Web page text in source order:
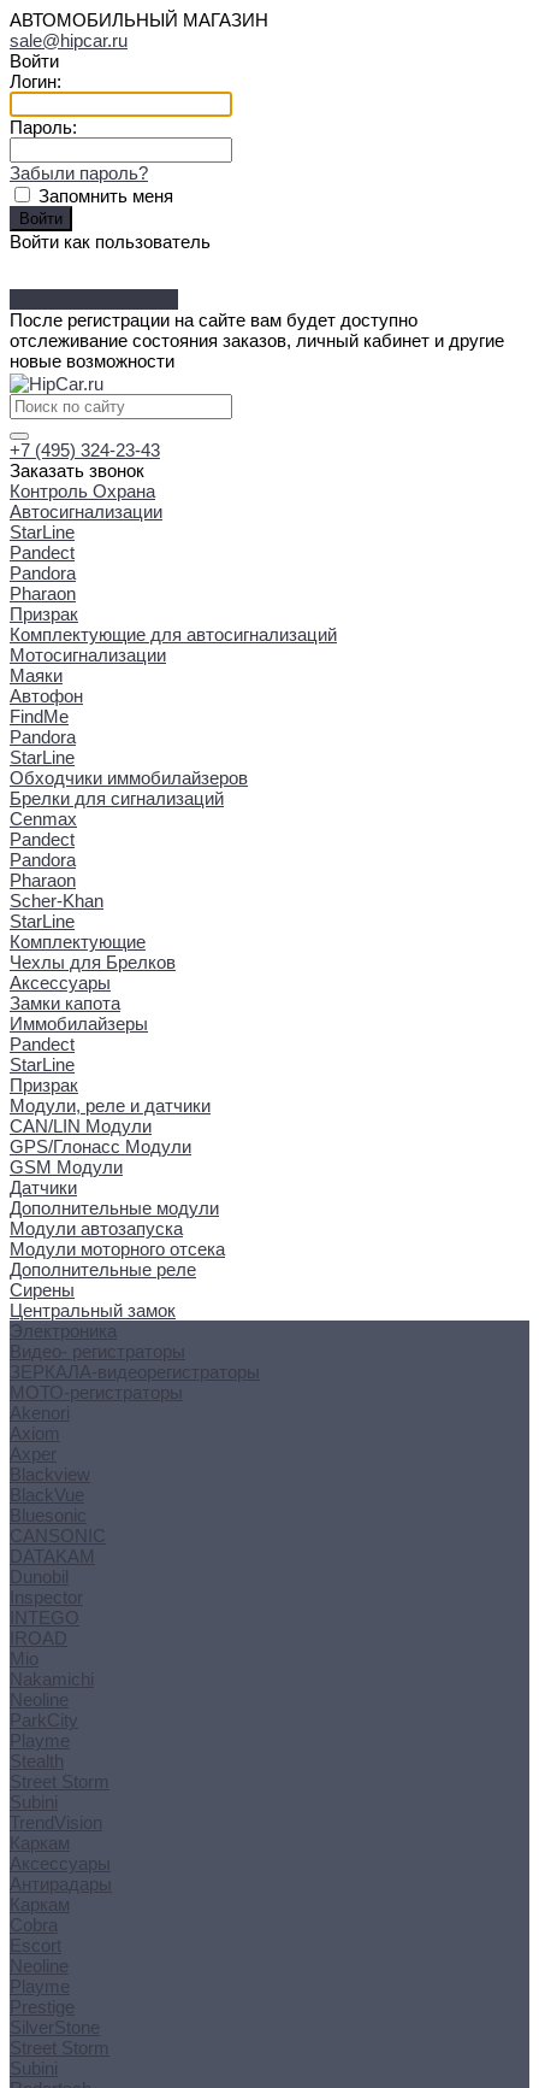
АВТОМОБИЛЬНЫЙ МАГАЗИН
sale@hipcar.ru
Войти
Логин:
Пароль:
Забыли пароль?
Запомнить меня
Войти как пользователь
После регистрации на сайте вам будет доступно
отслеживание состояния заказов, личный кабинет и другие
новые возможности
+7 (495) 324-23-43
Заказать звонок
Контроль Охрана
Автосигнализации
StarLine
Pandect
Pandora
Pharaon
Призрак
Комплектующие для автосигнализаций
Мотосигнализации
Маяки
Автофон
FindMe
Pandora
StarLine
Обходчики иммобилайзеров
Брелки для сигнализаций
Cenmax
Pandect
Pandora
Pharaon
Scher-Khan
StarLine
Комплектующие
Чехлы для Брелков
Аксессуары
Замки капота
Иммобилайзеры
Pandect
StarLine
Призрак
Модули, реле и датчики
CAN/LIN Модули
GPS/Глонасс Модули
GSM Модули
Датчики
Дополнительные модули
Модули автозапуска
Модули моторного отсека
Дополнительные реле
Сирены
Центральный замок
Электроника
Видео- регистраторы
ЗЕРКАЛА-видеорегистраторы
МОТО-регистраторы
Akenori
Axiom
Axper
Blackview
BlackVue
Bluesonic
CANSONIC
DATAKAM
Dunobil
Inspector
INTEGO
IROAD
Mio
Nakamichi
Neoline
ParkCity
Playme
Stealth
Street Storm
Subini
TrendVision
Каркам
Аксессуары
Антирадары
Каркам
Cobra
Escort
Neoline
Playme
Prestige
SilverStone
Street Storm
Subini